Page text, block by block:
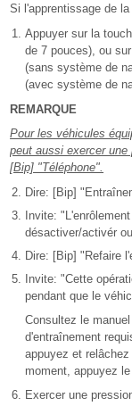
Si l'apprentissage de
Appuyer sur la
de 7 pouces), ou
(sans système de
(avec système de
REMARQUE
Pour les véhicules
peut aussi exercer
[Bip] "Téléphone".
Dire: [Bip]
Invite:
désactiver/activér
Dire: [Bip] "Refaire
Invite: "Cette
pendant que le
Consultez le
d'entraînement
appuyez et
moment, appuyez
Exercer une